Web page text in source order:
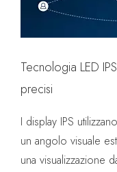
Tecnologia LED
precisi
I display IPS
un angolo visuale
una visualizzazione